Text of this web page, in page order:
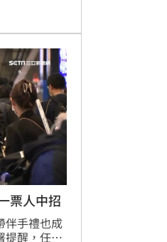
跑去詢問
「長知識
票人中招
伴手禮也成
提醒，任何